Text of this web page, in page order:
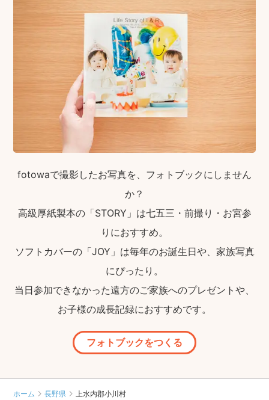
fotowaで撮影したお写真を、フォトブックにしません
か？
高級厚紙製本の「STORY」は七五三・前撮り・お宮参
りにおすすめ。
ソフトカバーの「JOY」は毎年のお誕生日や、家族写真
にぴったり。
当日参加できなかった遠方のご家族へのプレゼントや、
お子様の成長記録におすすめです。
フォトブックをつくる
ホーム 長野県 上水内郡小川村